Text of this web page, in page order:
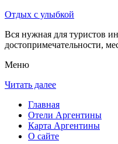
Отдых с улыбкой
Вся нужная для туристов
достопримечательности,
Меню
Читать далее
Главная
Отели Аргентины
Карта Аргентины
О сайте